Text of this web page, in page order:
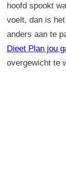
hoofd spookt
voelt, dan is
anders aan te
Dieet Plan jou
overgewicht te